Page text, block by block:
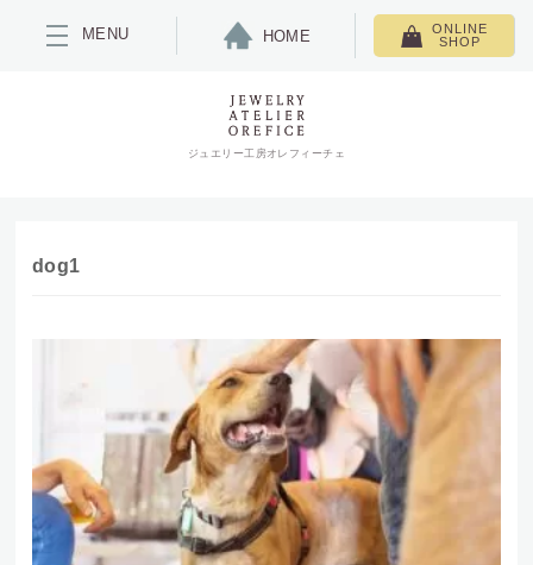
MENU HOME
ONLINE
SHOP
ジュエリー工房オレフィーチェ
dog1